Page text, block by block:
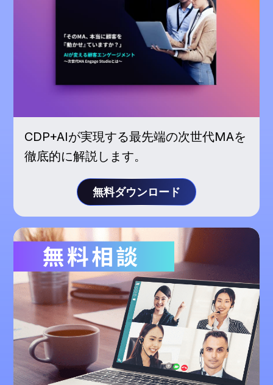
CDP+AIが実現する最先端の次世代MAを
徹底的に解説します。
無料ダウンロード